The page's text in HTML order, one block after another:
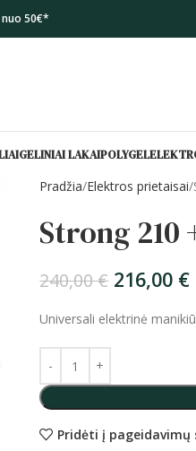
50€*
GELINIAI LAKAIPOLYGEL
Pradžia Elektros prietaisai
Strong 210
240,00€ 216,00 €
Universali elektrinė
Pridėti į pageidavimų